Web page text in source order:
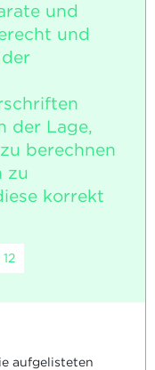
und
und
der Lage,
berechnen
zu
korrekt
aufgelisteten